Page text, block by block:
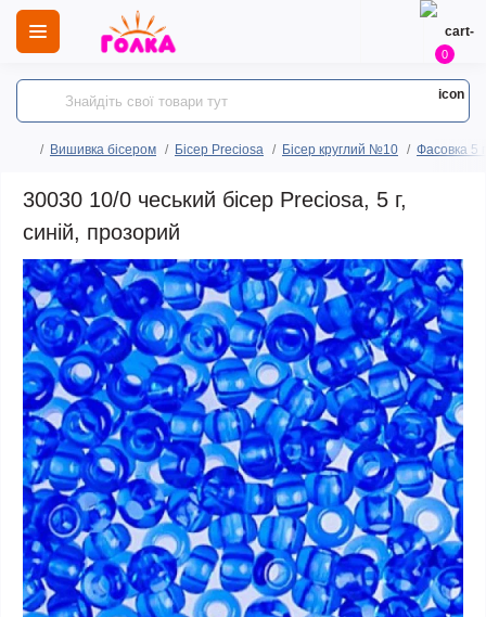
0
Вишивка бісером Бісер Preciosa Бісер круглий №10 Фасовка 5
30030 10/0 чеський бісер Preciosa, 5 г,
синій, прозорий